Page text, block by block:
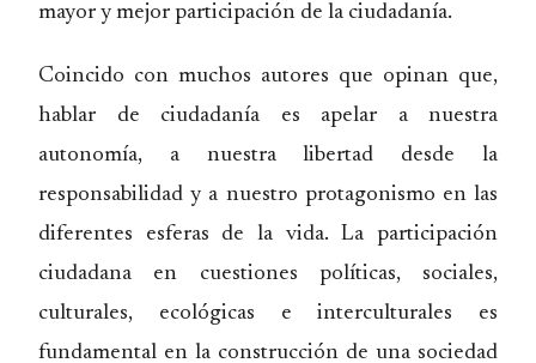
mayor y mejor participación de la ciudadanía.
Coincido con muchos autores que opinan que,
hablar de ciudadanía es apelar a nuestra
autonomía, a nuestra libertad desde la
responsabilidad y a nuestro protagonismo en las
diferentes esferas de la vida. La participación
ciudadana en cuestiones políticas, sociales,
culturales, ecológicas e interculturales es
fundamental en la construcción de una sociedad